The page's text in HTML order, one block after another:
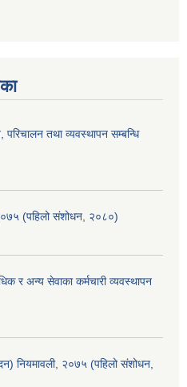
परिचालन तथा व्यवस्थापन सम्बन्धि
२०७५ (पहिलो संशोधन, २०८०)
र अन्य सेवाका कर्मचारी व्यवस्थापन
नियमावली, २०७५ (पहिलो संशोधन,